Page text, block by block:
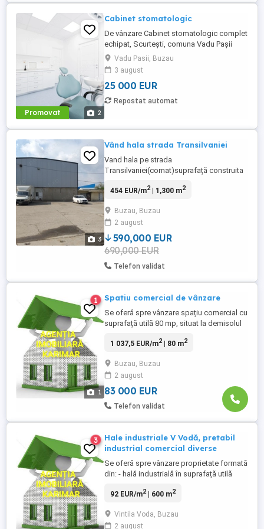
Promovat 2
Cabinet stomatologic
De vânzare Cabinet stomatologic complet
echipat, Scurtești, comuna Vadu Pașii
(jud. Buzău) Se oferă spre vânzare
cabinet stomatologic complet funcțional,
situat în satul Scurtești, comuna Vadu
Pașii, într-o zonă cu potențial foarte bun și
fără concurență directă. Cabinetul este
amenajat modern, autorizat ...
Vadu Pasii, Buzau
3 august
25 000 EUR
Repostat automat
3
Vând hala strada Transilvaniei
Vand hala pe strada
Transilvaniei(comat)suprafață construita
454 EUR/m2| 1,300 m2
Buzau, Buzau
2 august
590,000 EUR
690,000 EUR
Telefon validat
1
1 Spatiu comercial de vânzare
Se oferă spre vânzare spațiu comercial cu
suprafață utilă 80 mp, situat la demisolul
Buzău, la 2 minute de mers pe jos de piață
racord la apă, canalizare, energie electrică
380w și are încălzire prin centrală ...
1 037,5 EUR/m2| 80 m2
Buzau, Buzau
2 august
83 000 EUR
Telefon validat
3
Hale industriale V Vodă, pretabil
industrial comercial diverse
Se oferă spre vânzare proprietate formată
din: - hală industrială în suprafață utilă
metalice, cu pereți din cărămidă și regim
ondulată în anul 2008, aflata în stare bună.
- anexă ( magazie) construită din bolțari
92 EUR/m2| 600 m2
Vintila Voda, Buzau
2 august